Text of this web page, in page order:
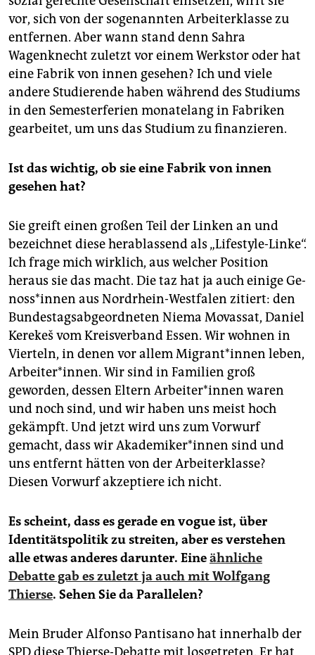
vor, sich von der sogenannten Arbeiterklasse zu
entfernen. Aber wann stand denn Sahra
Wagenknecht zuletzt vor einem Werkstor oder hat
eine Fabrik von innen gesehen? Ich und viele
andere Studierende haben während des Studiums
in den Semesterferien monatelang in Fabriken
gearbeitet, um uns das Studium zu finanzieren.
Ist das wichtig, ob sie eine Fabrik von innen
gesehen hat?
Sie greift einen großen Teil der Linken an und
bezeichnet diese herablassend als „Lifestyle-Linke“.
Ich frage mich wirklich, aus welcher Position
heraus sie das macht. Die taz hat ja auch einige Ge­
nos­s*in­nen aus Nordrhein-Westfalen zitiert: den
Bundestagsabgeordneten Niema Movassat, Daniel
Kerekeš vom Kreisverband Essen. Wir wohnen in
Vierteln, in denen vor allem Mi­gran­t*in­nen leben,
Arbeiter*innen. Wir sind in Familien groß
geworden, dessen Eltern Ar­bei­te­r*in­nen waren
und noch sind, und wir haben uns meist hoch
gekämpft. Und jetzt wird uns zum Vorwurf
gemacht, dass wir Aka­de­mi­ke­r*in­nen sind und
uns entfernt hätten von der Arbeiterklasse?
Diesen Vorwurf akzeptiere ich nicht.
Es scheint, dass es gerade en vogue ist, über
Identitätspolitik zu streiten, aber es verstehen
alle etwas anderes darunter. Eineähnliche
Debatte gab es zuletzt ja auch mit Wolfgang
Thierse. Sehen Sie da Parallelen?
Mein Bruder Alfonso Pantisano hat innerhalb der